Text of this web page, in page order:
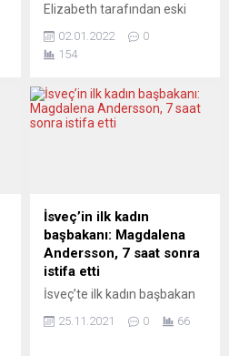
Elizabeth tarafından eski
Blair’e verilen şövalyelik
unvanının iptali için
kampanyasına, 45 binden
fazla kişi katıldı. Tony
dün şövalyelik unvanına
layık görüldüğünün
açıklanmasının hemen
ardından Angus Scott,
02.01.2022
0
154
İsveç’in ilk kadın
başbakanı: Magdalena
Andersson, 7 saat sonra
istifa etti
İsveç’te ilk kadın başbakan
Andersson, 7 saat sonra
25.11.2021 0 66